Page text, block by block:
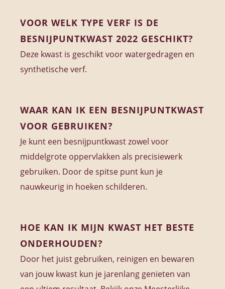
VOOR WELK TYPE VERF IS DE
BESNIJPUNTKWAST 2022 GESCHIKT?
Deze kwast is geschikt voor watergedragen en
synthetische verf.
WAAR KAN IK EEN BESNIJPUNTKWAST
VOOR GEBRUIKEN?
Je kunt een besnijpuntkwast zowel voor
middelgrote oppervlakken als precisiewerk
gebruiken. Door de spitse punt kun je
nauwkeurig in hoeken schilderen.
HOE KAN IK MIJN KWAST HET BESTE
ONDERHOUDEN?
Door het juist gebruiken, reinigen en bewaren
van jouw kwast kun je jarenlang genieten van